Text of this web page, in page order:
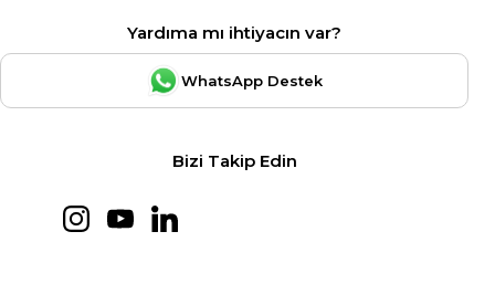
Yardıma mı ihtiyacın var?
WhatsApp Destek
Bizi Takip Edin